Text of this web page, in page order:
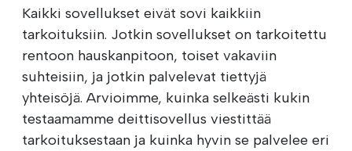
Kaikki sovellukset eivät sovi kaikkiin
tarkoituksiin. Jotkin sovellukset on tarkoitettu
rentoon hauskanpitoon, toiset vakaviin
suhteisiin, ja jotkin palvelevat tiettyjä
yhteisöjä. Arvioimme, kuinka selkeästi kukin
testaamamme deittisovellus viestittää
tarkoituksestaan ja kuinka hyvin se palvelee eri